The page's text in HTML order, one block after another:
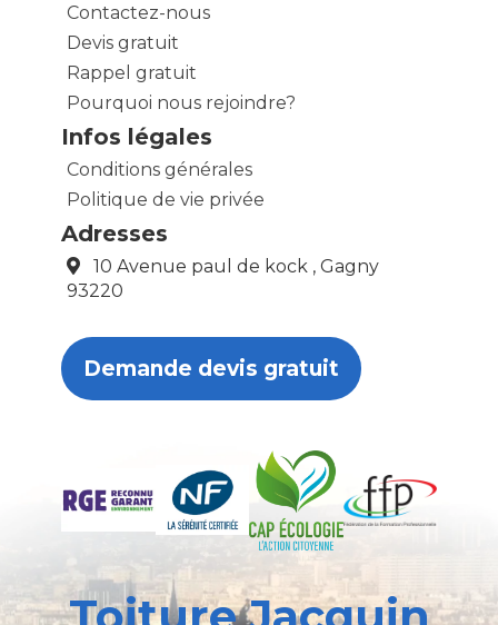
Contactez-nous
Devis gratuit
Rappel gratuit
Pourquoi nous rejoindre?
Infos légales
Conditions générales
Politique de vie privée
Adresses
10 Avenue paul de kock , Gagny
93220
Demande devis gratuit